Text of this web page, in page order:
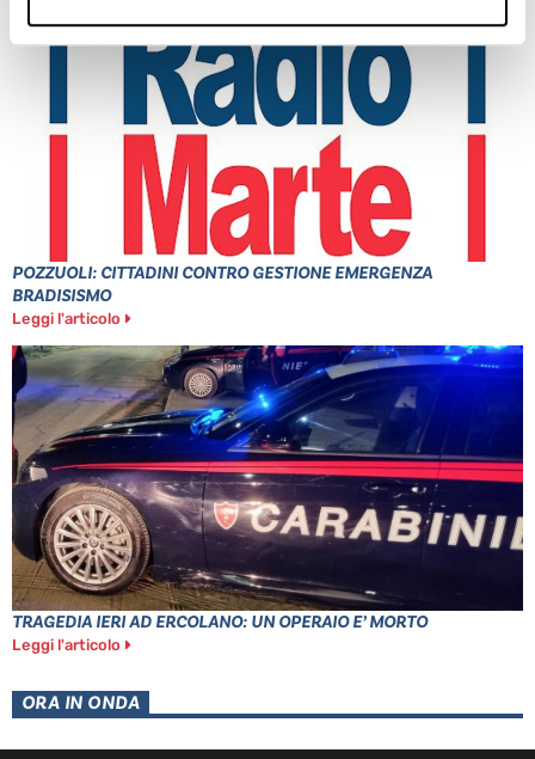
POZZUOLI: CITTADINI CONTRO GESTIONE EMERGENZA
BRADISISMO
Leggi l'articolo
TRAGEDIA IERI AD ERCOLANO: UN OPERAIO E’ MORTO
Leggi l'articolo
ORA IN ONDA